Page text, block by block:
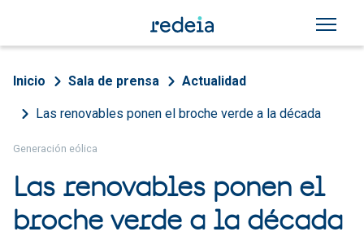
Sobrescribir enlaces de
Inicio Sala de prensa Actualidad
Las renovables ponen el broche verde a la década
Generación eólica
Las renovables ponen el
broche verde a la década